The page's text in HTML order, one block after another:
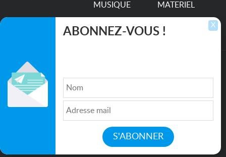
MUSIQUE
MATERIEL
TRANSPORTS
Qui sommes nous ?| Médias
Politique de confidentialité| Partenaires|
Mentions légales
X
ABONNEZ-VOUS !